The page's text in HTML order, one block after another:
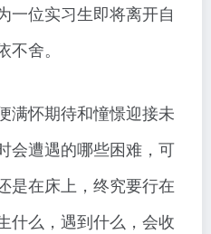
一位实习生即将离开自
舍。
满怀期待和憧憬迎接未
会遭遇的哪些困难，可
是在床上，终究要行在
什么，遇到什么，会收